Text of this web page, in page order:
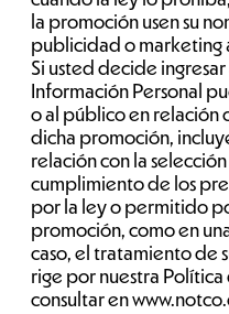
la promoción usen su
publicidad o marketing
Si usted decide
Información Personal
o al público en relación
dicha promoción,
relación con la
cumplimiento de los
por la ley o permitido
promoción, como en
caso, el tratamiento de
rige por nuestra
consultar en